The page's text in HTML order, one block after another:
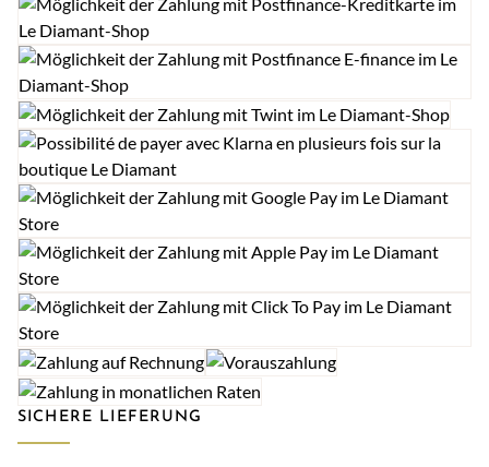
SICHERE LIEFERUNG